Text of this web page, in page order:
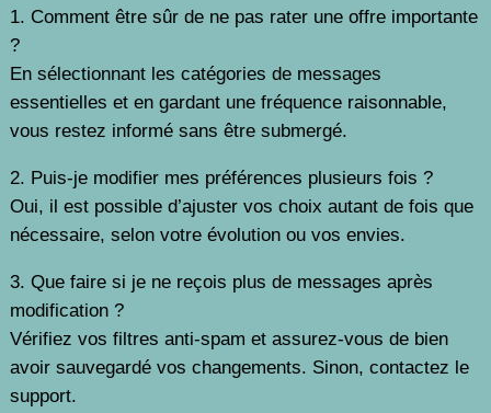
1. Comment être sûr de ne pas rater une offre importante
?
En sélectionnant les catégories de messages
essentielles et en gardant une fréquence raisonnable,
vous restez informé sans être submergé.
2. Puis-je modifier mes préférences plusieurs fois ?
Oui, il est possible d’ajuster vos choix autant de fois que
nécessaire, selon votre évolution ou vos envies.
3. Que faire si je ne reçois plus de messages après
modification ?
Vérifiez vos filtres anti-spam et assurez-vous de bien
avoir sauvegardé vos changements. Sinon, contactez le
support.